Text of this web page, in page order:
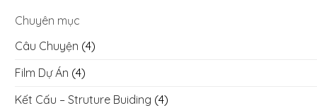
Chuyên mục
Câu Chuyện (4)
Film Dự Án (4)
Kết Cấu – Struture Buiding (4)